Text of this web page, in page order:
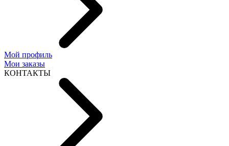
Мой профиль
Мои заказы
КОНТАКТЫ